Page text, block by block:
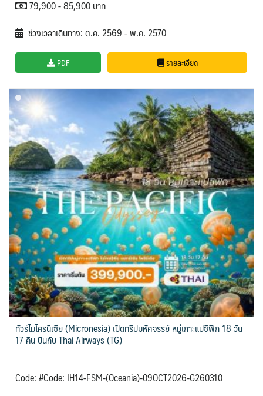
79,900 - 85,900 บาท
ช่วงเวลาเดินทาง: ต.ค. 2569 - พ.ค. 2570
PDF รายละเอียด
ทัวร์ไมโครนีเซีย (Micronesia) เปิดทริปมหัศจรรย์ หมู่เกาะแปซิฟิก 18 วัน
17 คืน บินกับ Thai Airways (TG)
Code: #Code: IH14-FSM-(Oceania)-09OCT2026-G260310